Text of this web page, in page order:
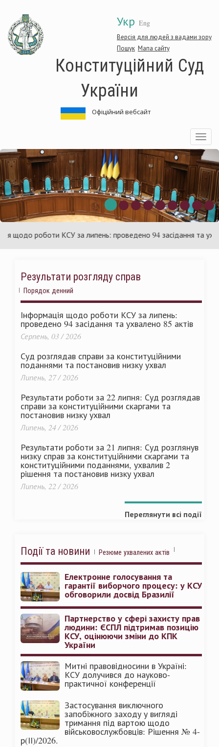
основного
матеріалу
Укр Eng
Версія для людей з вадами зору
Пошук Мапа сайту
Конституційний Суд
України
Офіційний вебсайт
Toggle
Суд
України
роботи КСУ за липень: проведено 94 засідання та
Результати розгляду справ
Порядок денний
Інформація щодо роботи КСУ за липень:
проведено 94 засідання та ухвалено 85 актів
Серпень, 03 / 2026
Суд розглядав справи за конституційними
поданнями та постановив низку ухвал
Липень, 27 / 2026
Результати роботи за 22 липня: Суд розглядав
справи за конституційними скаргами та
постановив низку ухвал
Липень, 24 / 2026
Результати роботи за 21 липня: Суд розглянув
низку справ за конституційними скаргами та
конституційними поданнями, ухвалив 2
рішення та постановив низку ухвал
Липень, 22 / 2026
Переглянути всі події
Події та новини Резюме ухвалених актів
Електронне голосування та
гарантії виборчого процесу: у КСУ
обговорили досвід Бразилії
Партнерство у сфері захисту прав
людини: ЄСПЛ підтримав позицію
КСУ, оцінюючи зміни до КПК
України
Митні правовідносини в Україні:
КСУ долучився до науково-
практичної конференції
Застосування виключного
запобіжного заходу у вигляді
тримання під вартою щодо
військовослужбовців: Рішення № 4-
р(ІІ)/2026.